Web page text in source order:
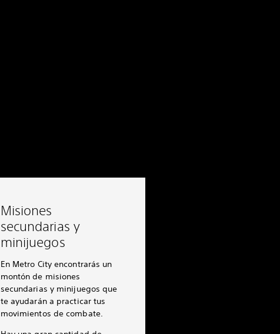
Misiones
secundarias y
minijuegos
En Metro City encontrarás un
montón de misiones
secundarias y minijuegos que
te ayudarán a practicar tus
movimientos de combate.